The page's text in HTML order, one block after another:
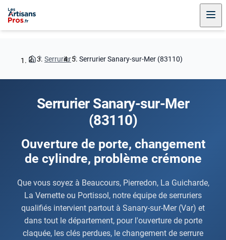
Serrurier Serrurier Sanary-sur-Mer (83110)
Serrurier Sanary-sur-Mer
(83110)
Ouverture de porte, changement
de cylindre, problème crémone
Que vous soyez à Beaucours, Pierredon, La Guicharde,
La Vernette ou Portissol, notre équipe de serruriers
qualifiés intervient partout à Sanary-sur-Mer (Var) et
dans tout le département, pour l'ouverture de porte
claquée, les clés perdues, le changement de serrure